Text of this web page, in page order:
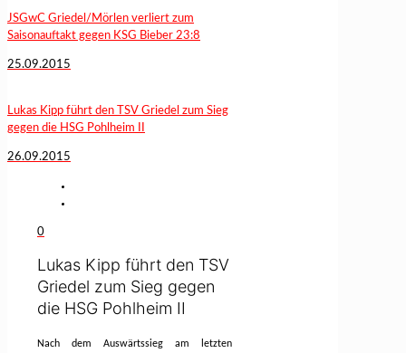
JSGwC Griedel/Mörlen verliert zum
Saisonauftakt gegen KSG Bieber 23:8
25.09.2015
Lukas Kipp führt den TSV Griedel zum Sieg
gegen die HSG Pohlheim II
26.09.2015
0
Lukas Kipp führt den TSV
Griedel zum Sieg gegen
die HSG Pohlheim II
Nach dem Auswärtssieg am letzten